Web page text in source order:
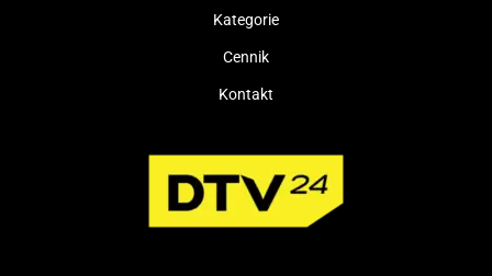
Kategorie
Cennik
Kontakt